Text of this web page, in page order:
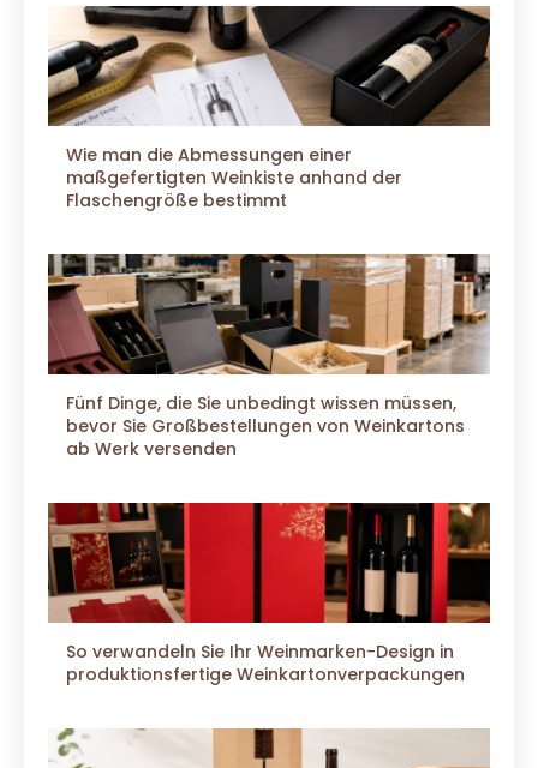
Wie man die Abmessungen einer
maßgefertigten Weinkiste anhand der
Flaschengröße bestimmt
Fünf Dinge, die Sie unbedingt wissen müssen,
bevor Sie Großbestellungen von Weinkartons
ab Werk versenden
So verwandeln Sie Ihr Weinmarken-Design in
produktionsfertige Weinkartonverpackungen